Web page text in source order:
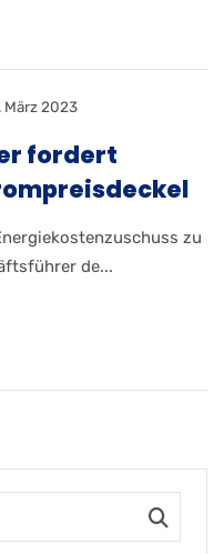
März 2023
fordert
zu
de...